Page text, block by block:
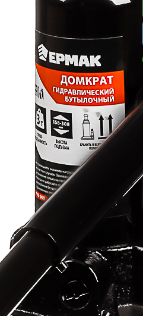
грузов на заданную
поднятие груза без